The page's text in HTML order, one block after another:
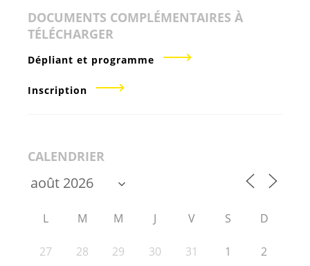
DOCUMENTS COMPLÉMENTAIRES À
TÉLÉCHARGER
Dépliant et programme
Inscription
CALENDRIER
L M M J V S D
27 28 29 30 31 1 2